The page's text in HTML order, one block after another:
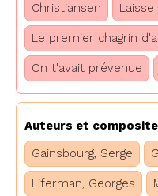
Christiansen
Le premier chagrin
On t'avait prévenue
Auteurs et
Gainsbourg, Serge
Liferman, Georges